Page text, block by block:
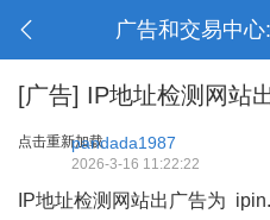
[广告] IP地址检测网站
点击重新加载pandada1987
2026-3-16 11:22:22
IP地址检测网站出广告为